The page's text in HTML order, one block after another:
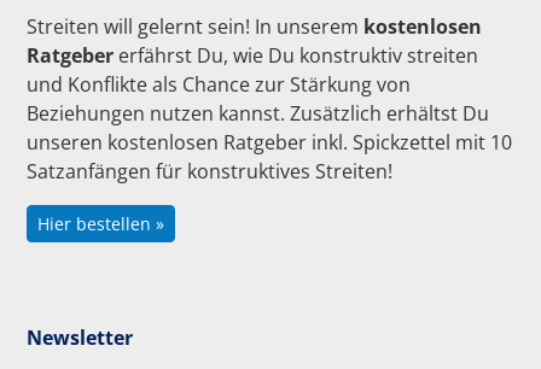
Streiten will gelernt sein! In unserem kostenlosen
Ratgeber erfährst Du, wie Du konstruktiv streiten
und Konflikte als Chance zur Stärkung von
Beziehungen nutzen kannst. Zusätzlich erhältst Du
unseren kostenlosen Ratgeber inkl. Spickzettel mit 10
Satzanfängen für konstruktives Streiten!
Hier bestellen »
Newsletter